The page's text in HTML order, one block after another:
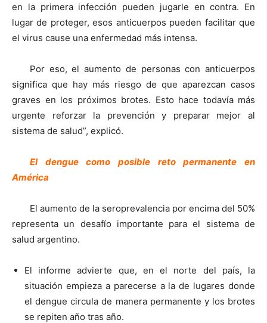
en la primera infección pueden jugarle en contra. En
lugar de proteger, esos anticuerpos pueden facilitar que
el virus cause una enfermedad más intensa.
Por eso, el aumento de personas con anticuerpos
significa que hay más riesgo de que aparezcan casos
graves en los próximos brotes. Esto hace todavía más
urgente reforzar la prevención y preparar mejor al
sistema de salud”, explicó.
El dengue como posible reto permanente en
América
El aumento de la seroprevalencia por encima del 50%
representa un desafío importante para el sistema de
salud argentino.
El informe advierte que, en el norte del país, la
situación empieza a parecerse a la de lugares donde
el dengue circula de manera permanente y los brotes
se repiten año tras año.